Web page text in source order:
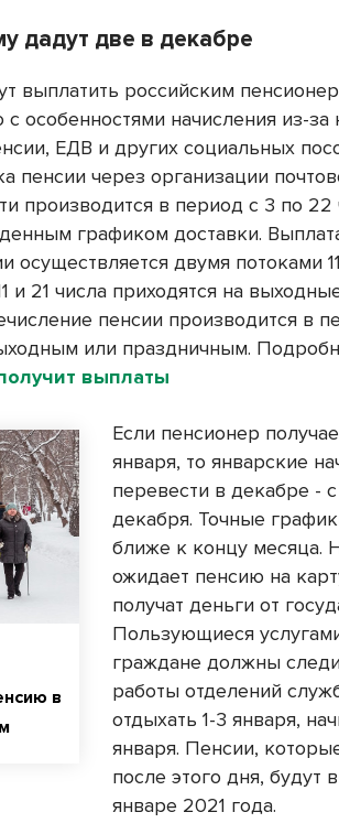
дадут две в декабре
выплатить российским
особенностями начисления из-за
ЕДВ и других социальных
пенсии через организации
производится в период с 3 по 22
графиком доставки.
осуществляется двумя потоками
и 21 числа приходятся на
пенсии производится в
или праздничным.
выплаты
в
Если пенсионер
января, то январские
перевести в декабре -
декабря. Точные
ближе к концу месяца.
ожидает пенсию на
получат деньги от
Пользующиеся
граждане должны
работы отделений
отдыхать 1-3 января,
января. Пенсии,
после этого дня, будут
январе 2021 года.